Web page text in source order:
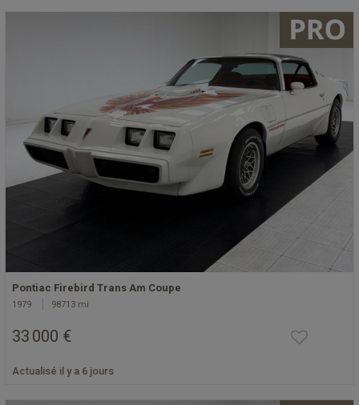
Pontiac Firebird Trans Am Coupe
1979 98713 mi
33 000 €
Actualisé il y a 6 jours